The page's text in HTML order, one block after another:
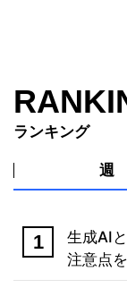
ランキング
週
生成AI
注意点